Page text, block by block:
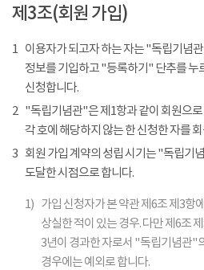
제3조(회원 가입)
1 이용자가 되고자 하는 자는 "독립기념
정보를 기입하고 "등록하기" 단추를 누
신청합니다.
2 "독립기념관"은 제1항과 같이 회원으
각 호에 해당하지 않는 한 신청한 자를
3 회원 가입 계약의 성립 시기는 "독립기
도달한 시점으로 합니다.
1) 가입 신청자가 본 약관 제6조 제3항
상실한 적이 있는 경우. 다만 제6조
3년이 경과한 자로서 "독립기념관"
경우에는 예외로 합니다.